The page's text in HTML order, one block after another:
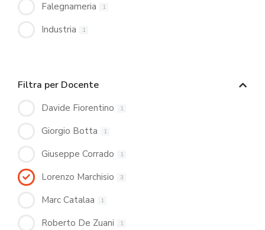
Falegnameria 1
Industria 1
Filtra per Docente
Davide Fiorentino 1
Giorgio Botta 1
Giuseppe Corrado 1
Lorenzo Marchisio 3
Marc Catalaa 1
Roberto De Zuani 1